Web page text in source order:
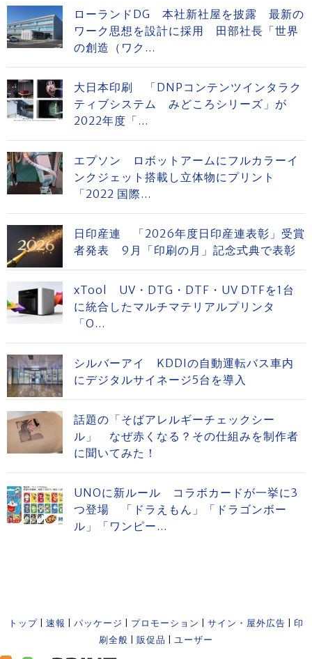
ローランドDG 本社新社屋を披露 最新の
ワーク思想を設計に採用 田部社長「世界
の創造（ワク...
大日本印刷 「DNPコンテンツインタラク
ティブシステム みどころシリーズ」が
2022年度「...
エプソン ロボットアームにフルカラーイ
ンクジェット搭載し立体物にプリント
「2022 国際...
日印産連 「2026年度日印産連表彰」受賞
者発表 9月「印刷の月」記念式典で表彰
xTool UV・DTG・DTF・UV DTFを1台
に統合したマルチマテリアルプリンタ
「O...
シルバーアイ KDDIの自動運転バス車内
にデジタルサイネージ5台を導入
話題の「そばアレルギーチェックシー
ル」 なぜ赤くなる？その仕組みを制作者
に聞いてみた！
UNOに新ルール コラボカードが一挙に3
つ登場 「ドラえもん」「ドラゴンボー
ル」「ワンピー...
トップ 速報 パッケージ プロモーション サイン・屋外広告
印
刷全般
販促品 ユーザー